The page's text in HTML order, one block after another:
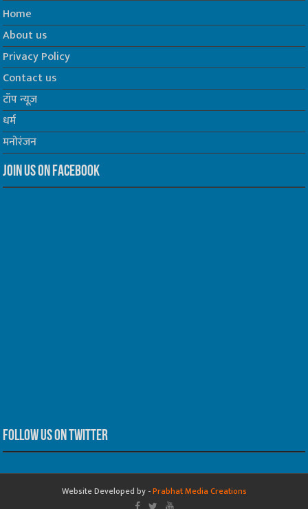
Home
About us
Privacy Policy
Contact us
टॉप न्यूज़
धर्म
मनोरंजन
Join us on Facebook
Follow us on Twitter
Website Developed by -Prabhat Media Creations